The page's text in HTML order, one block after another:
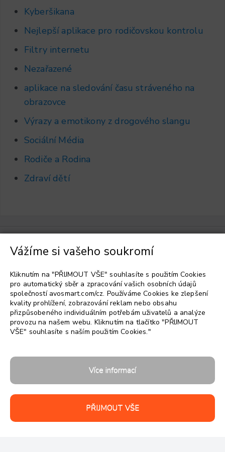
Kyberšikana
Nejlepší aplikace pro rodičovskou kontrolu
Filtry internetu
Nezařazené
aplikace na sledování času stráveného na
obrazovce
Výrazy a emotikony z drogového slangu
Sociální Média
Rodiče a Rodina
Zdraví dětí
Vyberte jazyk ▼
Vážíme si vašeho soukromí
Kliknutím na "PŘIJMOUT VŠE" souhlasíte s použitím Cookies
pro automatický sběr a zpracování vašich osobních údajů
společností avosmart.com/cz. Používáme Cookies ke zlepšení
kvality prohlížení, zobrazování reklam nebo obsahu
přizpůsobeného individuálním potřebám uživatelů a analýze
provozu na našem webu. Kliknutím na tlačítko "PŘIJMOUT
VŠE" souhlasíte s naším použitím Cookies."
Více informací
PŘIJMOUT VŠE